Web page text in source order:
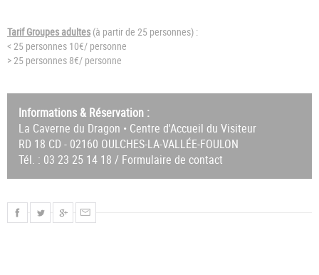
Tarif Groupes adultes (à partir de 25 personnes) :
< 25 personnes 10€/ personne
> 25 personnes 8€/ personne
Informations & Réservation :
La Caverne du Dragon • Centre d'Accueil du Visiteur
RD 18 CD - 02160 OULCHES-LA-VALLÉE-FOULON
Tél. : 03 23 25 14 18 / Formulaire de contact